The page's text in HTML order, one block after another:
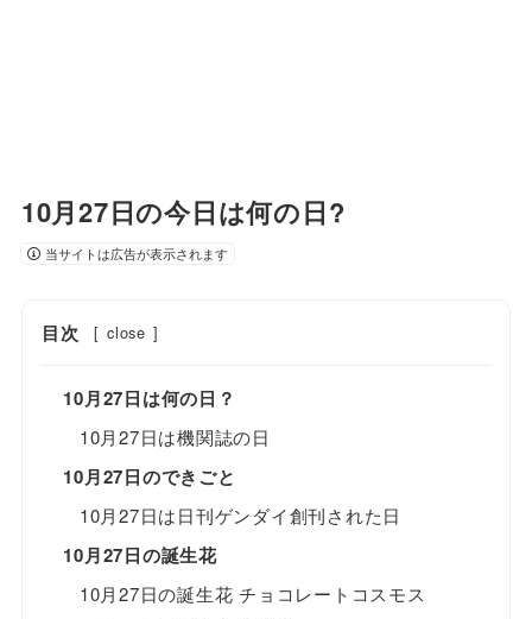
10月27日の今日は何の日?
当サイトは広告が表示されます
目次 [ close ]
10月27日は何の日？
10月27日は機関誌の日
10月27日のできごと
10月27日は日刊ゲンダイ創刊された日
10月27日の誕生花
10月27日の誕生花 チョコレートコスモス